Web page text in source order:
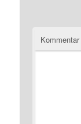
Kommentar